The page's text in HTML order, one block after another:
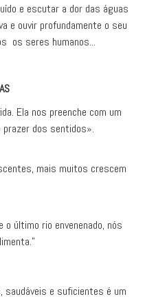
e escutar a dor das águas
e ouvir profundamente o seu
os seres humanos...
Ela nos preenche com um
dos sentidos».
mais muitos crescem
o último rio envenenado, nós
saudáveis e suficientes é um